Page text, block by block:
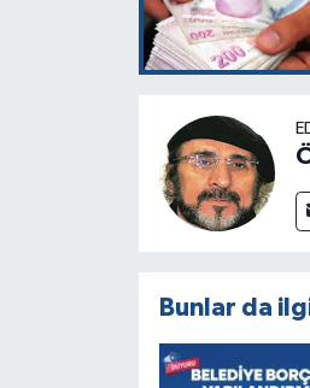
Bunlar da